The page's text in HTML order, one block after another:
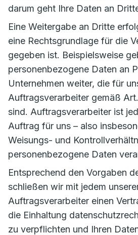
darum geht Ihre Daten an
Eine Weitergabe an Dritte
eine Rechtsgrundlage für die
gegeben ist. Beispielsweise
personenbezogene Daten an
Unternehmen weiter, die für
Auftragsverarbeiter gemäß
sind. Auftragsverarbeiter ist
Auftrag für uns – also
Weisungs- und
personenbezogene Daten
Entsprechend den Vorgaben
schließen wir mit jedem
Auftragsverarbeiter einen
die Einhaltung
zu verpflichten und Ihren